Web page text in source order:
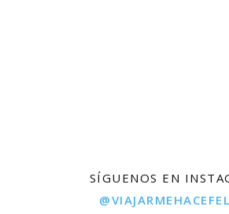
SÍGUENOS EN